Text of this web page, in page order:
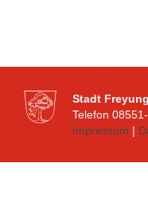
Stadt
Telefon
Impressum |